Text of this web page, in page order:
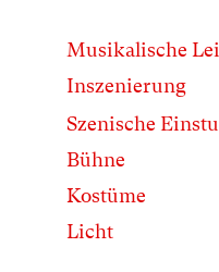
Musikalische
Inszenierung
Szenische
Bühne
Kostüme
Licht